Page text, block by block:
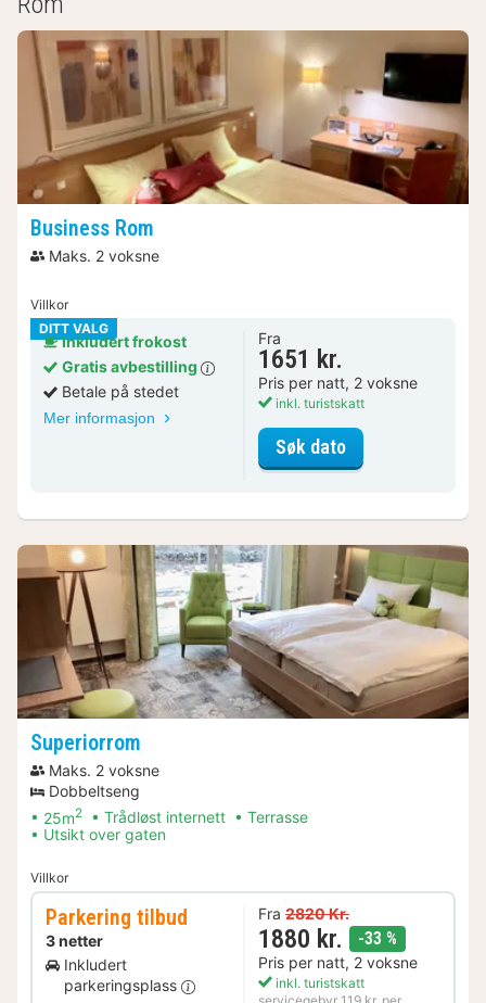
Business Rom
Maks. 2 voksne
Villkor
DITT VALG
Inkludert frokost
Gratis avbestilling
Betale på stedet
Mer informasjon
Fra
1651 kr.
Pris per natt, 2 voksne
inkl. turistskatt
Søk datofor Business Rom
Superiorrom
Maks. 2 voksne
Dobbeltseng
25m2 Trådløst internett
Terrasse
Utsikt over gaten
Villkor
Parkering tilbud
3 netter
Inkludert
parkeringsplass
Fra 2820 Kr.
1880 kr. -33 %
Pris per natt, 2 voksne
inkl. turistskatt